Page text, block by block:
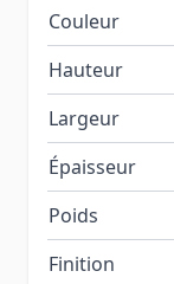
Couleur
Hauteur
Largeur
Épaisseur
Poids
Finition